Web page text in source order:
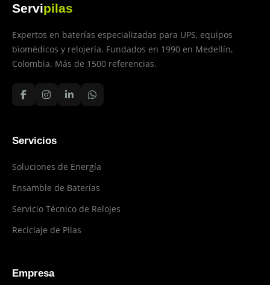
Servipilas
Expertos en baterías especializadas para UPS, equipos
biomédicos y relojería. Fundados en 1990 en Medellín,
Colombia. Más de 1500 referencias.
Servicios
Soluciones de Energía
Ensamble de Baterías
Servicio Técnico de Relojes
Reciclaje de Pilas
Empresa